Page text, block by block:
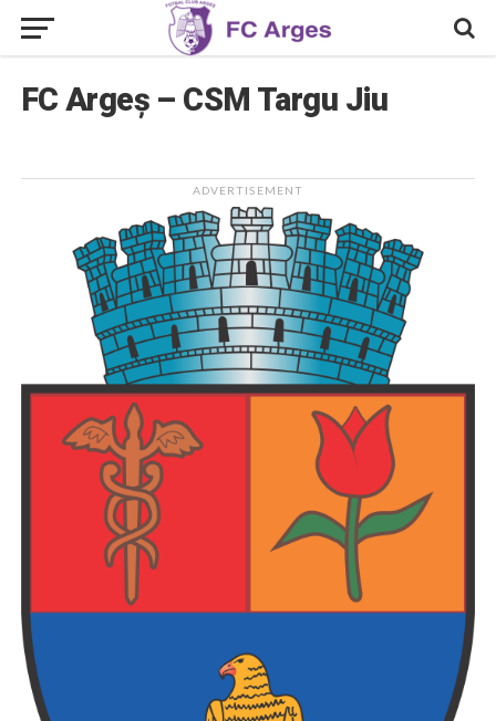
FC Argeș – CSM Targu Jiu
ADVERTISEMENT